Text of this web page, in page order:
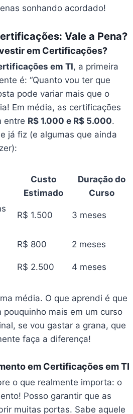
sonhando acordado!
Vale a Pena?
em Certificações?
em TI, a primeira
é: “Quanto vou ter que
pode variar mais que o
Em média, as certificações
entre R$ 1.000 e R$ 5.000.
já fiz (e algumas que ainda
Custo
Estimado
Duração do
Curso
R$ 1.500 3 meses
R$ 800 2 meses
R$ 2.500 4 meses
média. O que aprendi é que
mais em um curso
se vou gastar a grana, que
faça a diferença!
em Certificações em TI
o que realmente importa: o
Posso garantir que as
muitas portas. Sabe aquele